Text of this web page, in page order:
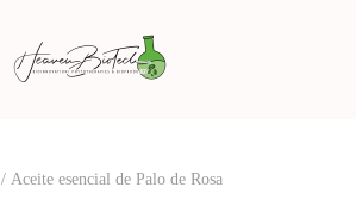
/ Aceite esencial de Palo de Rosa